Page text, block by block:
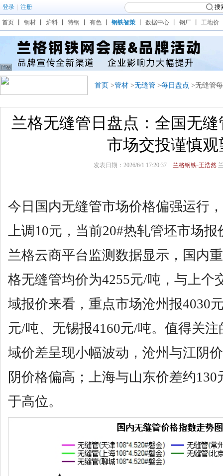
登录 注册 搜
首页 钢材 炉料 特钢 有色 钢铁智策 数据中心 钢厂 工地价
首页 >管材 >无缝管 >每日盘点 >无缝管
兰格无缝管日盘点：全国无
市场交投谨慎观
发表日期：2026/6/1 17:20:37兰格钢铁-王浩然
今日 国内无缝管市场价格偏强运行 ，
上调 10元 ，当前20#热轧管坯市场报
兰格云商平台监测数据显示，国内
格无缝管均价为4255元/吨，与上个
域报价来看，重点市场沧州报4030
元/吨、无锡报4160元/吨。值得关
域价差呈现小幅波动，沧州与江阴
阴价格偏高；上海与山东价差约130
于高位。